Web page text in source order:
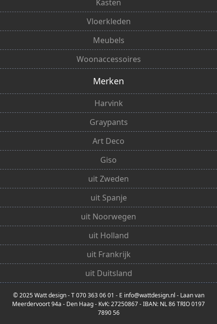
Kasten
Vloerkleden
Meubels
Woonaccessoires
Merken
Harvink
Graypants
Art Deco
Giso
uit Zweden
uit Spanje
uit Noorwegen
uit Holland
uit Frankrijk
uit Duitsland
© 2025 Watt design - T 070 363 06 01 - E info@wattdesign.nl - Laan van
Meerdervoort 94a - Den Haag - KvK: 27250867 - IBAN: NL 86 TRIO 0197
7890 56